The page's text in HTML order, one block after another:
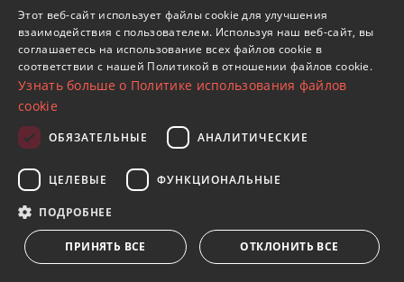
575 000 € 3 спальни · 2 ванные · 117 m
построен
От
519 000 €
До
595 000 €
DMD1636 СОХРАНИТЬ
1 2 3 › »
SPANISH
FRENCH
Этот веб-сайт использует файлы cookie для улучшения
взаимодействия с пользователем. Используя наш веб-сайт, вы
соглашаетесь на использование всех файлов cookie в
соответствии с нашей Политикой в ​​отношении файлов cookie.
Узнать больше о Политике использования файлов
cookie
ОБЯЗАТЕЛЬНЫЕ АНАЛИТИЧЕСКИЕ
ЦЕЛЕВЫЕ ФУНКЦИОНАЛЬНЫЕ
ПОДРОБНЕЕ
ПРИНЯТЬ ВСЕ ОТКЛОНИТЬ ВСЕ